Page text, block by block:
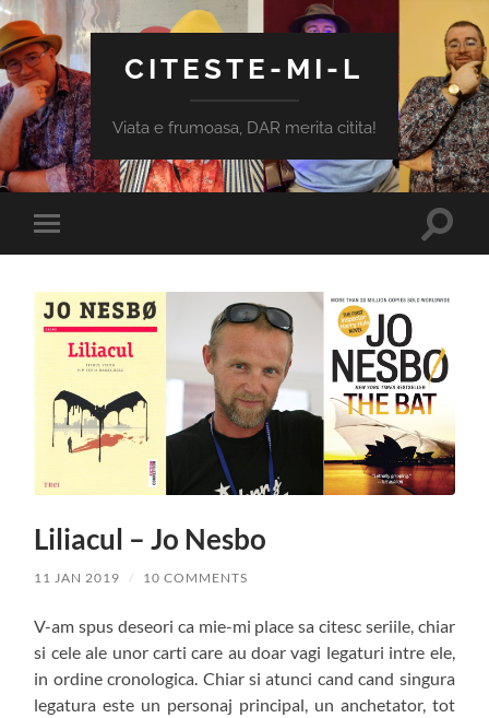
CITESTE-MI-L
Viata e frumoasa, DAR merita citita!
Toggle
mobile
Toggle
Liliacul – Jo Nesbo
11 JAN 2019 / 10 COMMENTS
V-am spus deseori ca mie-mi place sa citesc seriile, chiar
si cele ale unor carti care au doar vagi legaturi intre ele,
in ordine cronologica. Chiar si atunci cand cand singura
legatura este un personaj principal, un anchetator, tot